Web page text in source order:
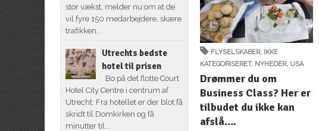
FLYSELSKABER, IKKE
KATEGORISERET, NYHEDER, USA
Drømmer du om
Business Class? Her er
tilbudet du ikke kan
afslå….
stor vækst, melder nu om at de
vil fyre 150 medarbejdere, skære
trafikken...
Utrechts bedste
hotel til prisen
Bo på det flotte Court
Hotel City Centre i centrum af
Utrecht. Fra hotellet er der blot få
skridt til Domkirken og få
minutter til...